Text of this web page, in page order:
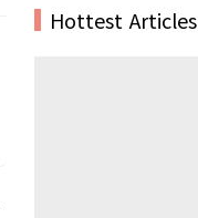
Hottest Articles